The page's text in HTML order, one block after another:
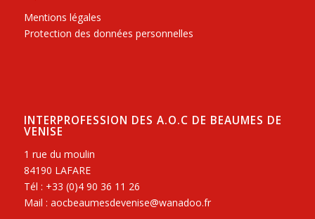
Mentions légales
Protection des données personnelles
INTERPROFESSION DES A.O.C DE BEAUMES DE
VENISE
1 rue du moulin
84190 LAFARE
Tél : +33 (0)4 90 36 11 26
Mail : aocbeaumesdevenise@wanadoo.fr